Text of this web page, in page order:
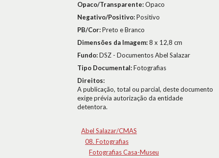
Opaco/Transparente:Opaco
Negativo/Positivo:Positivo
PB/Cor:Preto e Branco
Dimensões da Imagem:8 x 12,8 cm
Fundo:DSZ - Documentos Abel Salazar
Tipo Documental:Fotografias
Direitos:
A publicação, total ou parcial, deste documento
exige prévia autorização da entidade
detentora.
Abel Salazar/CMAS
08. Fotografias
Fotografias Casa-Museu